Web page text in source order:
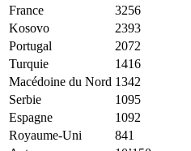
France
3256
Kosovo
2393
Portugal
2072
Turquie
1416
Macédoine du Nord 1342
Serbie
1095
Espagne
1092
Royaume-Uni
841